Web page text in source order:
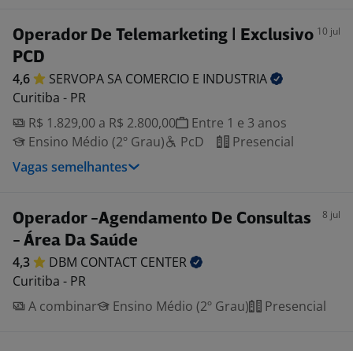
Operador De Telemarketing | Exclusivo
PCD
10 jul
4,6 SERVOPA SA COMERCIO E INDUSTRIA
Curitiba - PR
R$ 1.829,00 a R$ 2.800,00
Entre 1 e 3 anos
Ensino Médio (2º Grau)
PcD
Presencial
Vagas semelhantes
Operador -Agendamento De Consultas
- Área Da Saúde
8 jul
4,3 DBM CONTACT CENTER
Curitiba - PR
A combinar
Ensino Médio (2º Grau) Presencial